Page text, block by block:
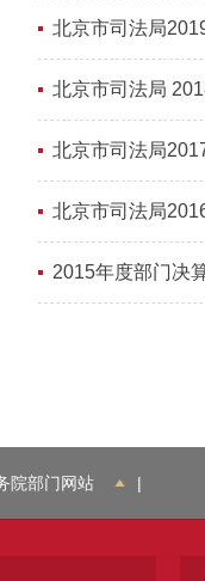
北京市司法局
北京市司法局
北京市司法局
北京市司法局
2015年度部门决
院部门网站 |